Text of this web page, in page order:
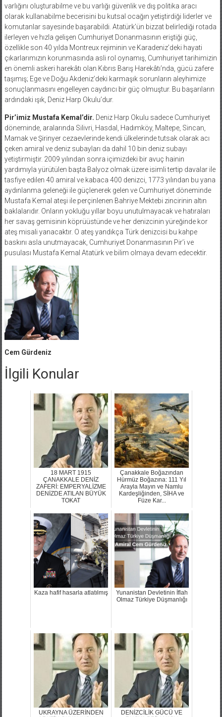
varlığını oluşturabilme ve bu varlığı güvenlik ve dış politika aracı
olarak kullanabilme becerisini bu kutsal ocağın yetiştirdiği liderler ve
komutanlar sayesinde başarabildi. Atatürk’ün bizzat belirlediği rotada
ilerleyen ve hızla gelişen Cumhuriyet Donanmasının eriştiği güç,
özellikle son 40 yılda Montreux rejiminin ve Karadeniz’deki hayati
çıkarlarımızın korunmasında asli rol oynamış, Cumhuriyet tarihimizin
en önemli askeri harekâtı olan Kıbrıs Barış Harekâtı’nda, gücü zafere
taşımış; Ege ve Doğu Akdeniz’deki karmaşık sorunların aleyhimize
sonuçlanmasını engelleyen caydırıcı bir güç olmuştur. Bu başarıların
ardındaki ışık, Deniz Harp Okulu’dur.
Pir’imiz Mustafa Kemal’dir. Deniz Harp Okulu sadece Cumhuriyet
döneminde, aralarında Silivri, Hasdal, Hadımköy, Maltepe, Sincan,
Mamak ve Şirinyer cezaevlerinde kendi ülkelerinde tutsak olarak acı
çeken amiral ve deniz subayları da dahil 10 bin deniz subayı
yetiştirmiştir. 2009 yılından sonra içimizdeki bir avuç hainin
yardımıyla yürütülen başta Balyoz olmak üzere isimli tertip davalar ile
tasfiye edilen 40 amiral ve kabaca 400 denizci, 1773 yılından bu yana
aydınlanma geleneği ile güçlenerek gelen ve Cumhuriyet döneminde
Mustafa Kemal ateşi ile perçinlenen Bahriye Mektebi zincirinin altın
baklalarıdır. Onların yokluğu yıllar boyu unutulmayacak ve hatıraları
her savaş gemisinin köprüüstünde ve her denizcinin yüreğinde kor
ateş misali yanacaktır. O ateş yandıkça Türk denizcisi bu kahpe
baskını asla unutmayacak, Cumhuriyet Donanmasının Pir’i ve
pusulası Mustafa Kemal Atatürk ve bilim olmaya devam edecektir.
Cem Gürdeniz
İlgili Konular
18 MART 1915
ÇANAKKALE DENİZ
ZAFERİ: EMPERYALİZME
DENİZDE ATILAN BÜYÜK
TOKAT
Çanakkale Boğazından
Hürmüz Boğazına: 111 Yıl
Arayla Mayın ve Namlu
Kardeşliğinden, SİHA ve
Füze Kar...
Kaza hafif hasarla atlatılmış
Yunanistan Devletinin İflah
Olmaz Türkiye Düşmanlığı
UKRAYNA ÜZERİNDEN
DENİZCİLİK GÜCÜ VE